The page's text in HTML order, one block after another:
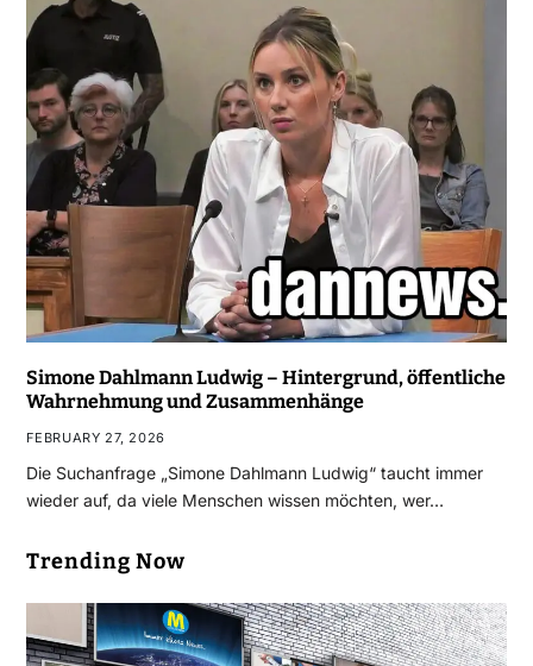
Simone Dahlmann Ludwig – Hintergrund, öffentliche
Wahrnehmung und Zusammenhänge
FEBRUARY 27, 2026
Die Suchanfrage „Simone Dahlmann Ludwig“ taucht immer
wieder auf, da viele Menschen wissen möchten, wer…
Trending Now